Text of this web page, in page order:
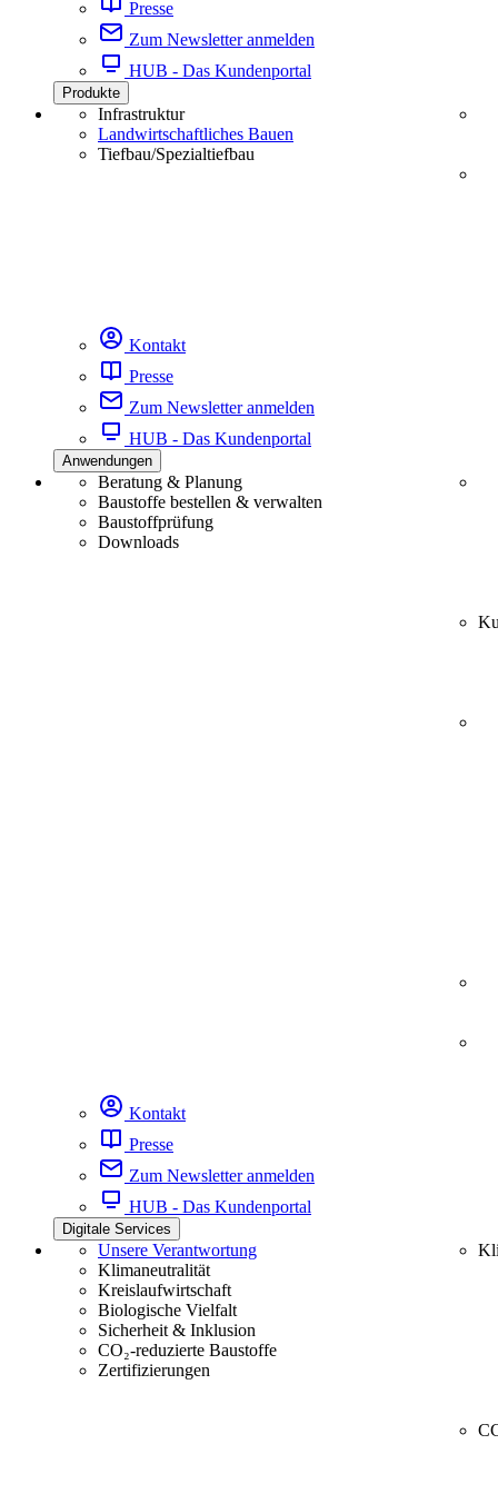
Presse
Zum Newsletter anmelden
HUB - Das Kundenportal
Produkte
Infrastruktur
Landwirtschaftliches Bauen
Tiefbau/Spezialtiefbau
Kontakt
Presse
Zum Newsletter anmelden
HUB - Das Kundenportal
Anwendungen
Beratung & Planung
Baustoffe bestellen & verwalten
Baustoffprüfung
Downloads
Kontakt
Presse
Zum Newsletter anmelden
HUB - Das Kundenportal
Digitale Services
Unsere Verantwortung
Klimaneutralität
Kreislaufwirtschaft
Biologische Vielfalt
Sicherheit & Inklusion
CO₂-reduzierte Baustoffe
Zertifizierungen